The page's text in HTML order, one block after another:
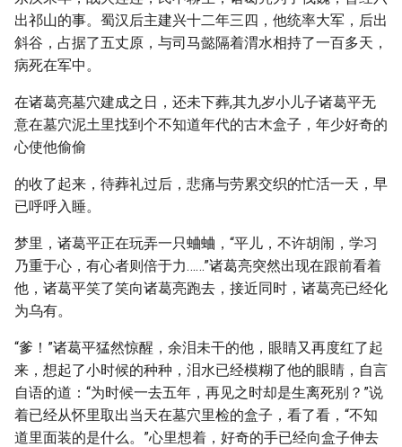
出祁山的事。蜀汉后主建兴十二年三四，他统率大军，后出
斜谷，占据了五丈原，与司马懿隔着渭水相持了一百多天，
病死在军中。
在诸葛亮墓穴建成之日，还未下葬,其九岁小儿子诸葛平无
意在墓穴泥土里找到个不知道年代的古木盒子，年少好奇的
心使他偷偷
的收了起来，待葬礼过后，悲痛与劳累交织的忙活一天，早
已呼呼入睡。
梦里，诸葛平正在玩弄一只蛐蛐，“平儿，不许胡闹，学习
乃重于心，有心者则倍于力……”诸葛亮突然出现在跟前看着
他，诸葛平笑了笑向诸葛亮跑去，接近同时，诸葛亮已经化
为乌有。
“爹！”诸葛平猛然惊醒，余泪未干的他，眼睛又再度红了起
来，想起了小时候的种种，泪水已经模糊了他的眼睛，自言
自语的道：“为时候一去五年，再见之时却是生离死别？”说
着已经从怀里取出当天在墓穴里检的盒子，看了看，“不知
道里面装的是什么。”心里想着，好奇的手已经向盒子伸去